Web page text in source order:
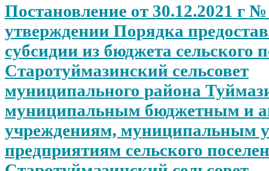
Постановление от 30.12.2021 г
утверждении Порядка
субсидии из бюджета сельского
Старотуймазинский сельсовет
муниципального района
муниципальным бюджетным и
учреждениям, муниципальным
предприятиям сельского